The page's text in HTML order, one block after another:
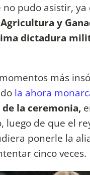
pudo asistir, ya
y
dictadura
más
la ahora
la ceremonia,
luego de que el
ponerle la
cinco veces.